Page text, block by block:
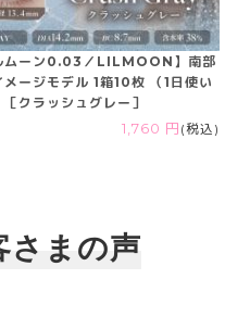
ムーン0.03／LILMOON】南部
メージモデル 1箱10枚 （1日使い
クラッシュグレー］
1,760 円 (税込)
さまの声